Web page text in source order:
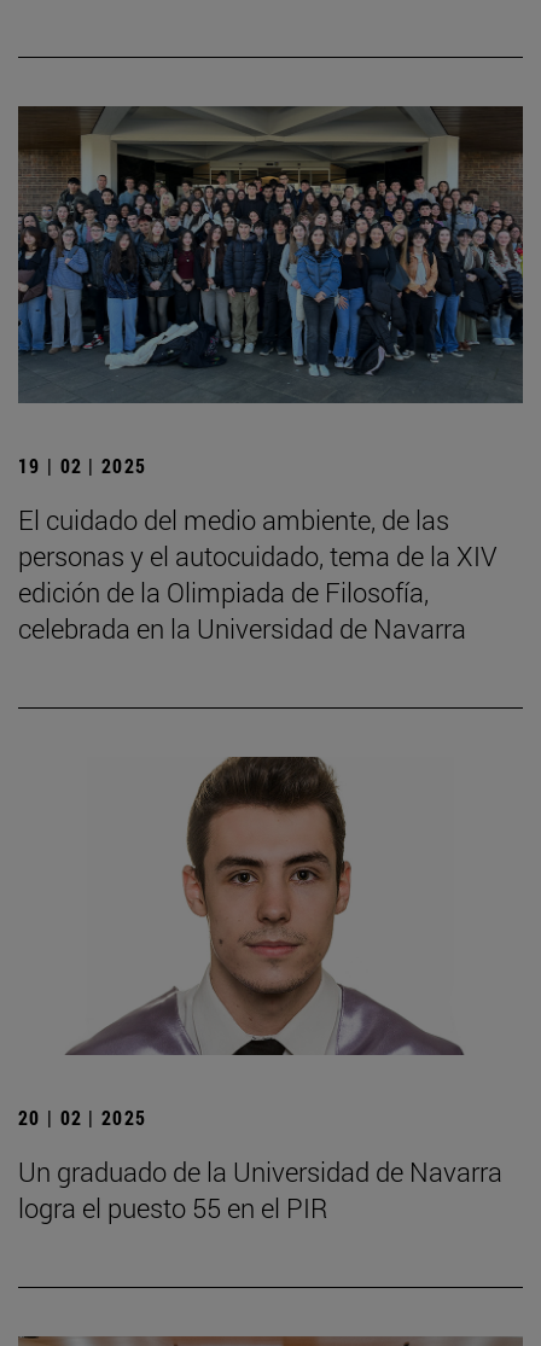
19 | 02 | 2025
El cuidado del medio ambiente, de las
personas y el autocuidado, tema de la XIV
edición de la Olimpiada de Filosofía,
celebrada en la Universidad de Navarra
20 | 02 | 2025
Un graduado de la Universidad de Navarra
logra el puesto 55 en el PIR